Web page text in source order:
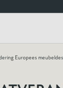
Europees